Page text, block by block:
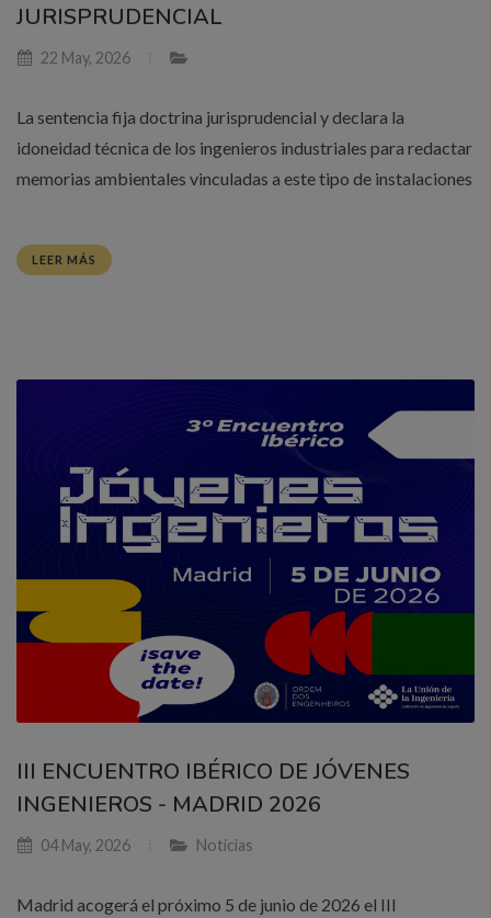
JURISPRUDENCIAL
22 May, 2026
La sentencia fija doctrina jurisprudencial y declara la
idoneidad técnica de los ingenieros industriales para redactar
memorias ambientales vinculadas a este tipo de instalaciones
LEER MÁS
III ENCUENTRO IBÉRICO DE JÓVENES
INGENIEROS - MADRID 2026
04 May, 2026 Noticias
Madrid acogerá el próximo 5 de junio de 2026 el III